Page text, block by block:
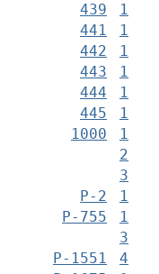
439
1
441
1
442
1
443
1
444
1
445
1
1000
1
2
3
Р-2
1
Р-755
1
3
Р-1551
4